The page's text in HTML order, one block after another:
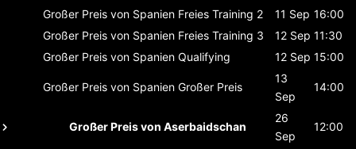
Großer Preis von Spanien Freies Training 2 11 Sep 16:00
Großer Preis von Spanien Freies Training 3 12 Sep 11:30
Großer Preis von Spanien Qualifying 12 Sep 15:00
Großer Preis von Spanien Großer Preis
13
Sep
14:00
Großer Preis von Aserbaidschan
26
Sep
12:00